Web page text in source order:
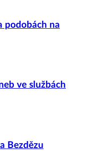
podobách na
ve službách
Bezdězu